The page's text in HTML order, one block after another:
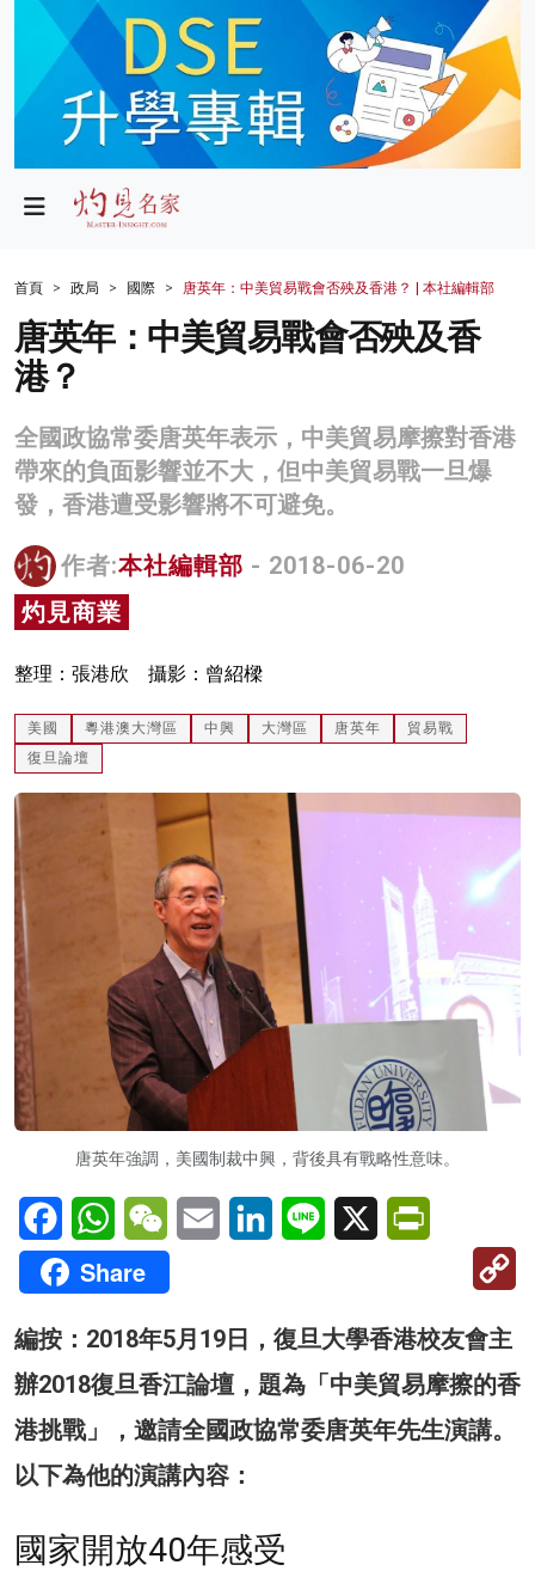
政局
財經
生活
健康
商業
科技
影片
名家榜
灼見活動
關於我們
首頁 政局 國際 唐英年：中美貿易戰會否殃及香港？ | 本社編輯部
唐英年：中美貿易戰會否殃及香
港？
全國政協常委唐英年表示，中美貿易摩擦對香港
帶來的負面影響並不大，但中美貿易戰一旦爆
發，香港遭受影響將不可避免。
作者:本社編輯部 - 2018-06-20
灼見商業
整理：張港欣 攝影：曾紹樑
美國 粵港澳大灣區 中興 大灣區 唐英年
貿易戰
復旦論壇
唐英年強調，美國制裁中興，背後具有戰略性意味。
FacebookWhatsAppWeChatEmail LinkedInLine X
Share
編按：2018年5月19日，復旦大學香港校友會主
辦2018復旦香江論壇，題為「中美貿易摩擦的香
港挑戰」，邀請全國政協常委唐英年先生演講。
以下為他的演講內容：
國家開放40年感受